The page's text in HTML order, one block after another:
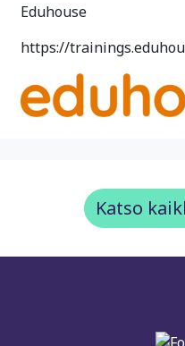
Eduhouse
https://
Katso